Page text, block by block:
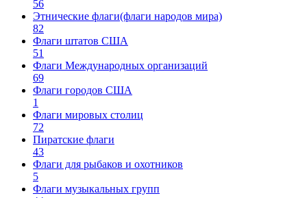
56
Этнические флаги(флаги народов мира)
82
Флаги штатов США
51
Флаги Международных организаций
69
Флаги городов США
1
Флаги мировых столиц
72
Пиратские флаги
43
Флаги для рыбаков и охотников
5
Флаги музыкальных групп